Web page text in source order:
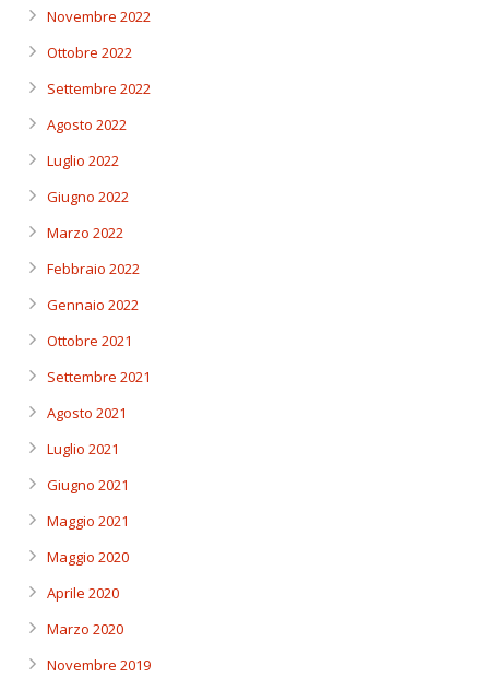
Novembre 2022
Ottobre 2022
Settembre 2022
Agosto 2022
Luglio 2022
Giugno 2022
Marzo 2022
Febbraio 2022
Gennaio 2022
Ottobre 2021
Settembre 2021
Agosto 2021
Luglio 2021
Giugno 2021
Maggio 2021
Maggio 2020
Aprile 2020
Marzo 2020
Novembre 2019